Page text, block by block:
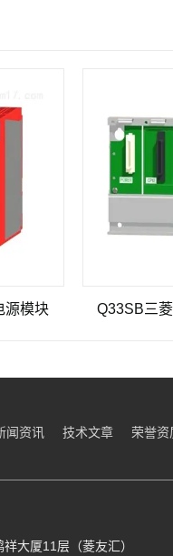
Q33SB三菱Q系
闻资讯 技术文章 荣誉资
大厦11层（菱友汇）